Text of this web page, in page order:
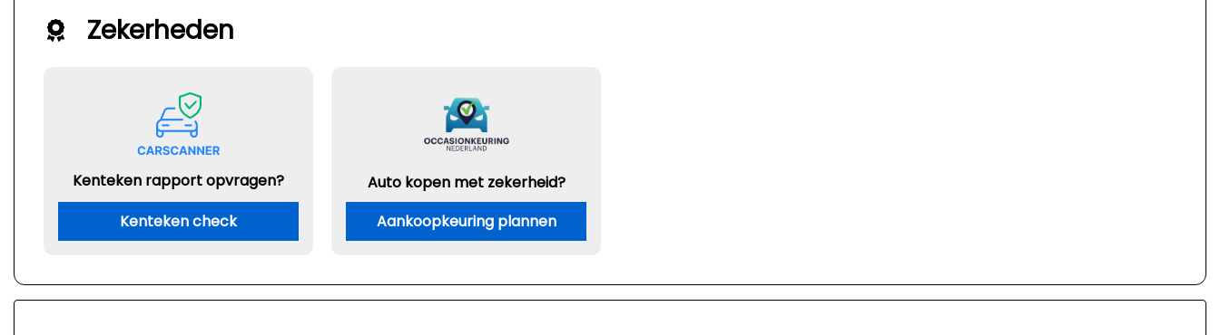
Zekerheden
Kenteken rapport opvragen?
Kenteken check
Auto kopen met zekerheid?
Aankoopkeuring plannen